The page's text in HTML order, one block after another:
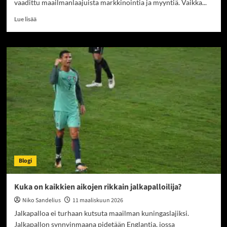
vaadittu maailmanlaajuista markkinointia ja myyntiä. Vaikka...
Lue lisääRead
Maailman
varakkaimpien
urheilijoiden
varallisuus
Blogi
Kuka on kaikkien aikojen rikkain jalkapalloilija?
Niko Sandelius
11 maaliskuun 2026
Jalkapalloa ei turhaan kutsuta maailman kuningaslajiksi.
Jalkapallon synnyinmaana pidetään Englantia, jossa